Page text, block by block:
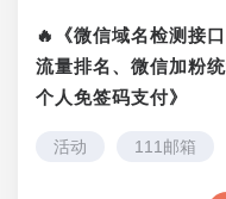
🔥《微信域名检测接
流量排名、微信加粉
个人免签码支付》
活动 111邮箱